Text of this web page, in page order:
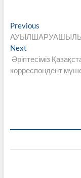
Навигация
по
записям
PreviousPrevious
post:
NextNext
post:
Әріптесіміз
корреспондент